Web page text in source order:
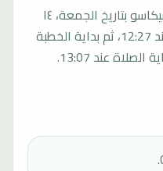
موعد صلاة الجمعة القادمة في سيكاسو بتاريخ الجمعة، ١٤
أغسطس ٢٠٢٦ يبدأ بأذان الجمعة عند 12:27، ثم بداية الخطبة